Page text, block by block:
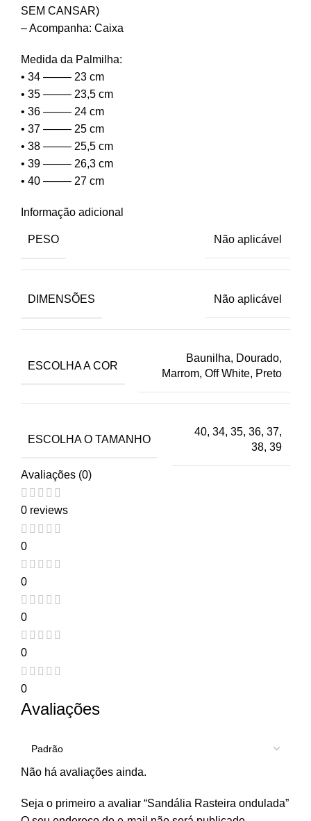
SEM CANSAR)
– Acompanha: Caixa
Medida da Palmilha:
• 34 ——– 23 cm
• 35 ——– 23,5 cm
• 36 ——– 24 cm
• 37 ——– 25 cm
• 38 ——– 25,5 cm
• 39 ——– 26,3 cm
• 40 ——– 27 cm
Informação adicional
PESO Não aplicável
DIMENSÕES Não aplicável
ESCOLHA A COR
Baunilha, Dourado,
Marrom, Off White, Preto
ESCOLHA O TAMANHO
40, 34, 35, 36, 37,
38, 39
Avaliações (0)
0 reviews
0
0
0
0
0
Avaliações
Não há avaliações ainda.
Seja o primeiro a avaliar “Sandália Rasteira ondulada”